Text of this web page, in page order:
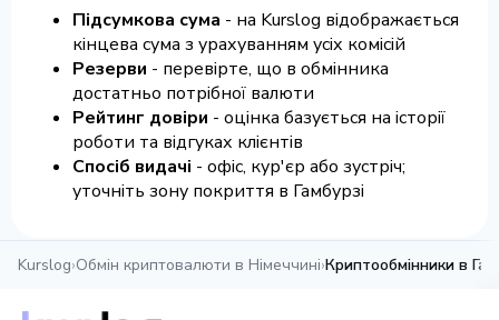
Підсумкова сума - на Kurslog відображається
кінцева сума з урахуванням усіх комісій
Резерви - перевірте, що в обмінника
достатньо потрібної валюти
Рейтинг довіри - оцінка базується на історії
роботи та відгуках клієнтів
Спосіб видачі - офіс, кур'єр або зустріч;
уточніть зону покриття в Гамбурзі
Kurslog›Обмін криптовалюти в Німеччині›Криптообмінники в